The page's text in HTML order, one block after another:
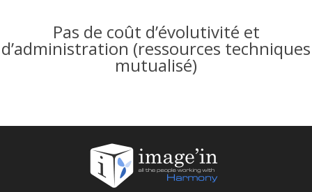
Pas de coût d’évolutivité et
d’administration (ressources techniques
mutualisé)